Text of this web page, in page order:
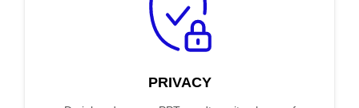
PRIVACY